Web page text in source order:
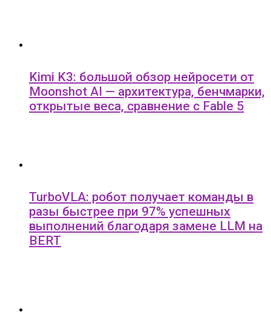
Kimi K3: большой обзор нейросети от
Moonshot AI — архитектура, бенчмарки,
открытые веса, сравнение с Fable 5
TurboVLA: робот получает команды в
разы быстрее при 97% успешных
выполнений благодаря замене LLM на
BERT